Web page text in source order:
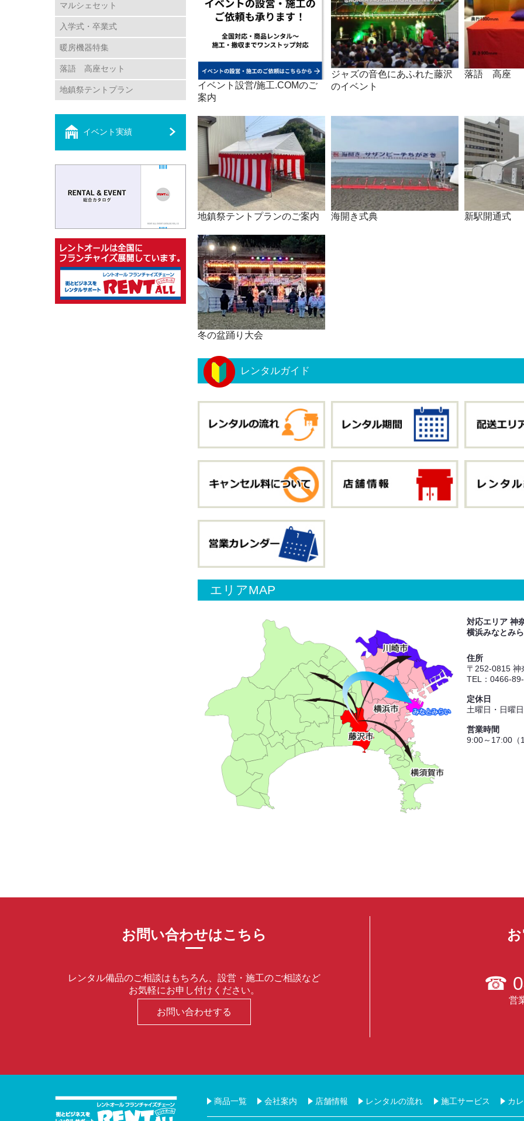
マルシェセット
入学式・卒業式
暖房機器特集
落語 高座セット
地鎮祭テントプラン
イベント実績
イベント設営/施工.COMのご
案内
ジャズの音色にあふれた藤沢
のイベント
落語 高座
地鎮祭テントプランのご案内 海開き式典 新駅開通式
冬の盆踊り大会
レンタルガイド
エリアMAP
対応エリア 神
横浜みなとみ
住所
〒252-0815 神
TEL：0466-
定休日
土曜日・日曜
営業時間
9:00～17:00（
お問い合わせはこちら
レンタル備品のご相談はもちろん、設営・施工のご相談など
お気軽にお申し付けください。
お問い合わせする
☎
営
商品一覧 会社案内 店舗情報 レンタルの流れ 施工サービス カ